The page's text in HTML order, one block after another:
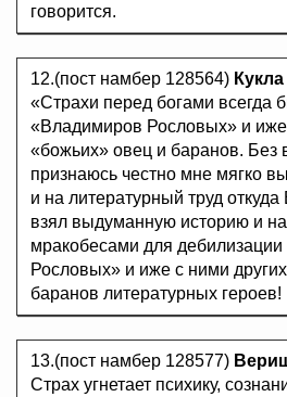
говорится.
12.(пост намбер 128564)
«Страхи перед богами всегда
«Владимиров Рословых» и иже
«божьих» овец и баранов. Без
признаюсь честно мне мягко
и на литературный труд
взял выдуманную историю и
мракобесами для
Рословых» и иже с ними
баранов литературных героев!
13.(пост намбер 128577)
Страх угнетает психику,